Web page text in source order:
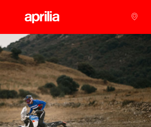
Μετάβαση στο κυρίως περιεχόμενο